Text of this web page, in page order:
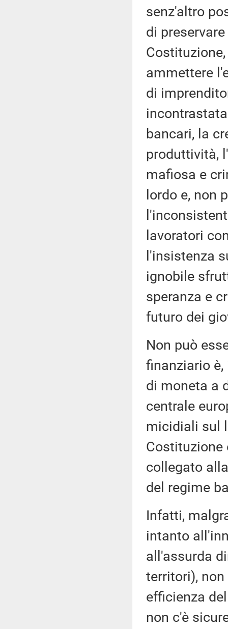
senz'altro
di
ammettere
di
bancari, la
produttività,
mafiosa e
lordo e, non
lavoratori
l'insistenza
ignobile
speranza e
futuro dei
Non può
finanziario
di moneta a
centrale
micidiali sul
Costituzione
collegato
del regime
Infatti,
intanto
all'assurda
territori),
efficienza
non c'è